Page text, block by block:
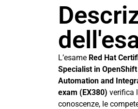
L’esame Red Hat
Specialist in OpenShift
Automation and
exam (EX380) verifica
conoscenze, le